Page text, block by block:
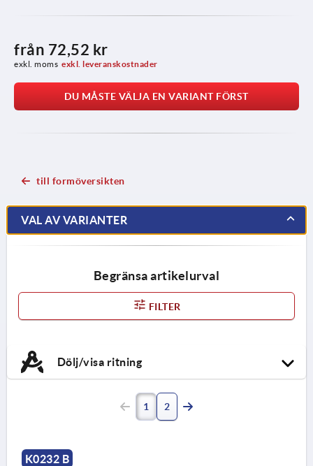
från 72,52 kr
exkl. moms exkl. leveranskostnader
DU MÅSTE VÄLJA EN VARIANT FÖRST
till formöversikten
VAL AV VARIANTER
Begränsa artikelurval
FILTER
Dölj/visa ritning
1 2
K0232 B